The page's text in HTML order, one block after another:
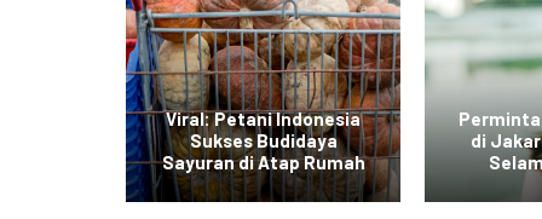
Viral: Petani Indonesia
Sukses Budidaya
Sayuran di Atap Rumah
di